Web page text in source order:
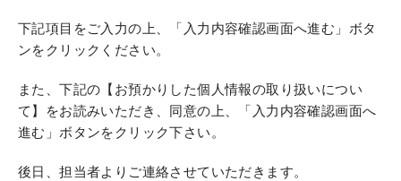
下記項目をご入力の上、「入力内容確認画面へ進む」ボタ
ンをクリックください。
また、下記の【お預かりした個人情報の取り扱いについ
て】をお読みいただき、同意の上、「入力内容確認画面へ
進む」ボタンをクリック下さい。
後日、担当者よりご連絡させていただきます。